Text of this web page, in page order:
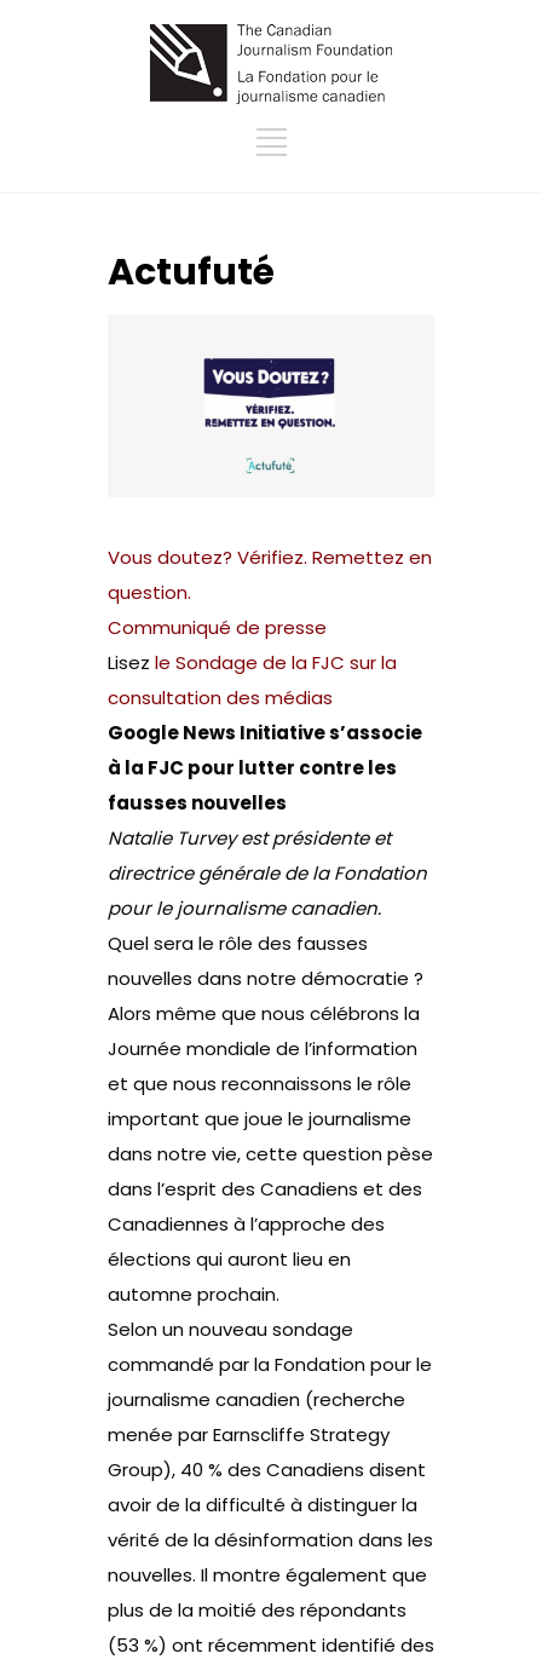
Actufuté
Vous doutez? Vérifiez. Remettez en
question.
Communiqué de presse
Lisez le Sondage de la FJC sur la
consultation des médias
Google News Initiative s’associe
à la FJC pour lutter contre les
fausses nouvelles
Natalie Turvey est présidente et
directrice générale de la Fondation
pour le journalisme canadien.
Quel sera le rôle des fausses
nouvelles dans notre démocratie ?
Alors même que nous célébrons la
Journée mondiale de l’information
et que nous reconnaissons le rôle
important que joue le journalisme
dans notre vie, cette question pèse
dans l’esprit des Canadiens et des
Canadiennes à l’approche des
élections qui auront lieu en
automne prochain.
Selon un nouveau sondage
commandé par la Fondation pour le
journalisme canadien (recherche
menée par Earnscliffe Strategy
Group), 40 % des Canadiens disent
avoir de la difficulté à distinguer la
vérité de la désinformation dans les
nouvelles. Il montre également que
plus de la moitié des répondants
(53 %) ont récemment identifié des